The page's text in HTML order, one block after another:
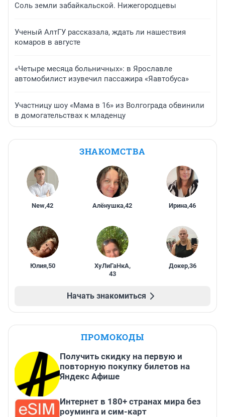
Соль земли забайкальской. Нижегородцевы
Ученый АлтГУ рассказала, ждать ли нашествия
комаров в августе
«Четыре месяца больничных»: в Ярославле
автомобилист изувечил пассажира «Яавтобуса»
Участницу шоу «Мама в 16» из Волгограда обвинили
в домогательствах к младенцу
ЗНАКОМСТВА
New,42 Алёнушка,42 Ирина,46
Юлия,50 ХуЛиГаНкА,
43
Докер,36
Начать знакомиться
ПРОМОКОДЫ
Получить скидку на первую и
повторную покупку билетов на
Яндекс Афише
Интернет в 180+ странах мира без
роуминга и сим-карт